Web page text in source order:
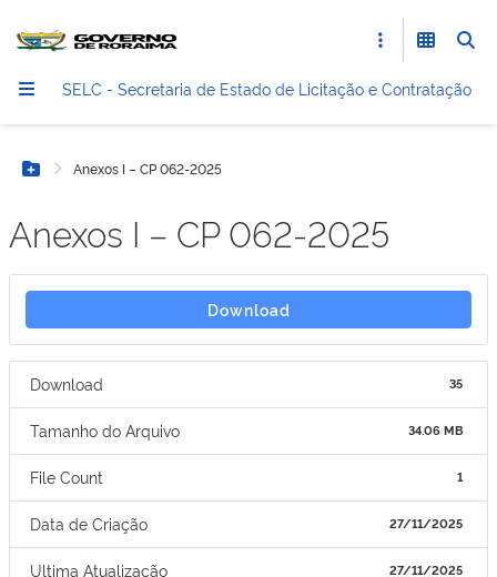
SELC - Secretaria de Estado de Licitação e Contratação
Botão Menu
Anexos I – CP 062-2025
Anexos I – CP 062-2025
Download
Download 35
Tamanho do Arquivo 34.06 MB
File Count 1
Data de Criação 27/11/2025
Ultima Atualização 27/11/2025